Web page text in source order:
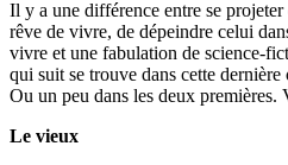
Il y a une différence entre se
rêve de vivre, de dépeindre celui
vivre et une fabulation de science-
qui suit se trouve dans cette dernière
Ou un peu dans les deux premières.
Le vieux